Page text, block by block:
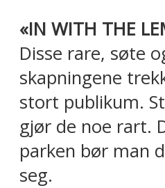
«IN WITH THE
Disse rare, søte
skapningene
stort publikum.
gjør de noe rart.
parken bør man
seg.